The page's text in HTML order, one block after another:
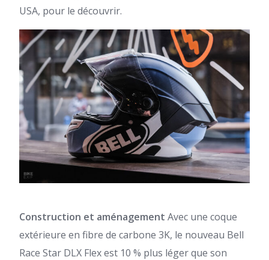
USA, pour le découvrir.
Construction et aménagement Avec une coque
extérieure en fibre de carbone 3K, le nouveau Bell
Race Star DLX Flex est 10 % plus léger que son